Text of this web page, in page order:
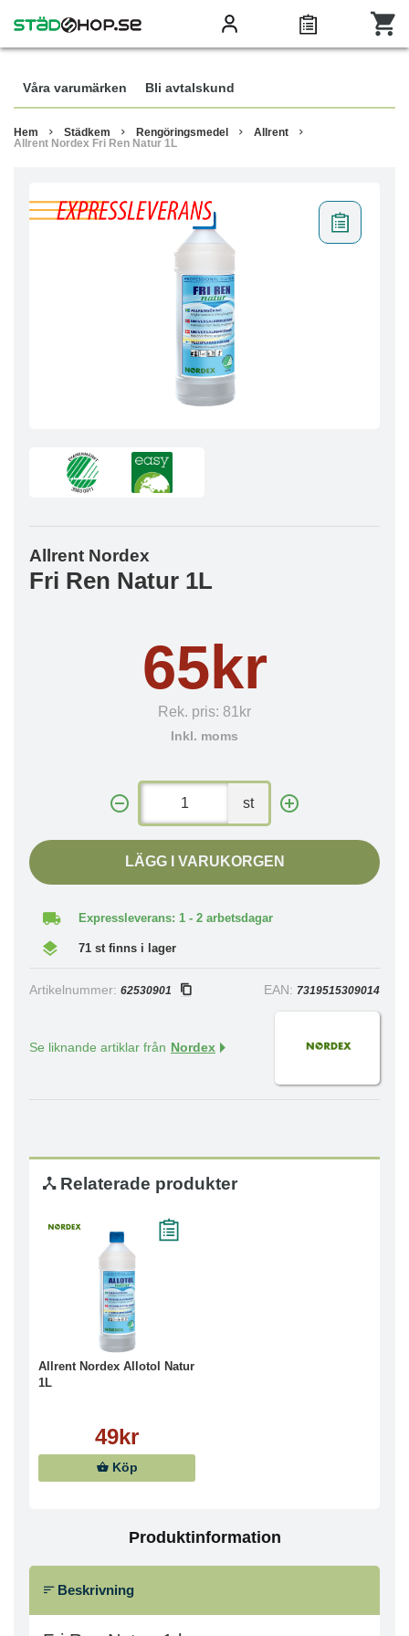
Våra varumärken Bli avtalskund
Hem Städkem Rengöringsmedel
Allrent
Allrent Nordex Fri Ren Natur 1L
Allrent Nordex
Fri Ren Natur 1L
65kr
Rek. pris: 81kr
Inkl. moms
st
LÄGG I VARUKORGEN
Expressleverans: 1 - 2 arbetsdagar
71 st finns i lager
Artikelnummer: 62530901 EAN: 7319515309014
Se liknande artiklar från Nordex
Relaterade produkter
Allrent Nordex Allotol Natur
1L
49kr
Köp
Produktinformation
Beskrivning